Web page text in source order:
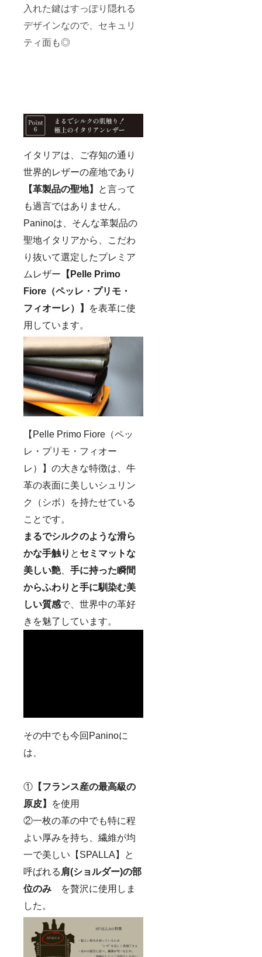
入れた鍵はすっぽり隠れる
デザインなので、セキュリ
ティ面も◎
イタリアは、ご存知の通り
世界的レザーの産地であり
【革製品の聖地】
と言って
も過言ではありません。
Paninoは、そんな革製品の
聖地イタリアから、こだわ
り抜いて選定したプレミア
ムレザー 【Pelle Primo
Fiore（ペッレ・プリモ・
フィオーレ）】
を表革に使
用しています。
【Pelle Primo Fiore（ペッ
レ・プリモ・フィオー
レ）】の大きな特徴は、牛
革の表面に美しいシュリン
ク（シボ）を持たせている
ことです。
まるでシルクのような滑ら
かな手触り と セミマットな
美しい艶、 手に持った瞬間
からふわりと手に馴染む美
しい質感で、世界中の革好
きを魅了しています。
その中でも今回Paninoに
は、
① 【フランス産の最高級の
原皮】
を使用
②一枚の革の中でも特に程
よい厚みを持ち、繊維が均
一で美しい【SPALLA】と
呼ばれる 肩(ショルダー)の部
位のみ を贅沢に使用しま
した。